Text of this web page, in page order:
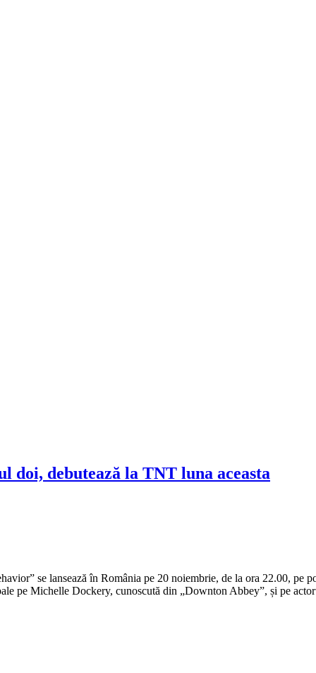
doi, debutează la TNT luna aceasta
se lansează în România pe 20 noiembrie, de la ora 22.00,
pe Michelle Dockery, cunoscută din „Downton Abbey”, și pe